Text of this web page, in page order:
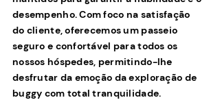
desempenho. Com foco na satisfação
do cliente, oferecemos um passeio
seguro e confortável para todos os
nossos hóspedes, permitindo-lhe
desfrutar da emoção da exploração de
buggy com total tranquilidade.